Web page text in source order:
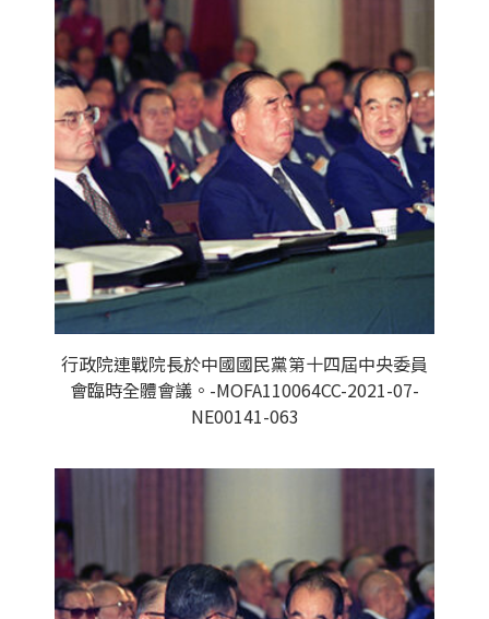
行政院連戰院長於中國國民黨第十四屆中央委員
會臨時全體會議。-MOFA110064CC-2021-07-
NE00141-063